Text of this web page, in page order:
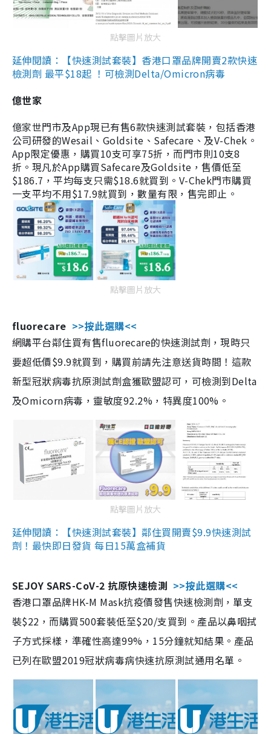
點擊圖片放大
延伸閱讀：【快速測試套裝】香港口罩品牌開賣2款快速
檢測劑 最平$18起 ！可檢測Delta/Omicron病毒
億世家
億家世門市及App現已有售6款快速測試套裝，包括香港
公司研發的Wesail、Goldsite、Safecare、及V-Chek。
App限定優惠，購買10支可享75折，而門市則10支8
折。現凡於App購買Safecare及Goldsite，售價低至
$186.7，平均每支只需$18.6就買到。V-Chek門市購買
一支平均不用$17.9就買到，數量有限，售完即止。
點擊圖片放大
fluorecare >>按此選購<<
網購平台鄰住買有售fluorecare的快速測試劑，現時只
要超低價$9.9就買到，購買前請先注意送貨時間！這款
新型冠狀病毒抗原測試劑盒獲歐盟認可，可檢測到Delta
及Omicorn病毒，靈敏度92.2%，特異度100%。
點擊圖片放大
延伸閱讀：【快速測試套裝】鄰住買開賣$9.9快速測試
劑！最快即日發貨 每日15萬盒補貨
SEJOY SARS-CoV-2 抗原快速檢測 >>按此選購<<
香港口罩品牌HK-M Mask抗疫價發售快速檢測劑，單支
裝$22，而購買500套裝低至$20/支買到。產品以鼻咽拭
子方式採樣，準確性高達99%，15分鐘就知結果。產品
已列在歐盟2019冠狀病毒病快速抗原測試通用名單。